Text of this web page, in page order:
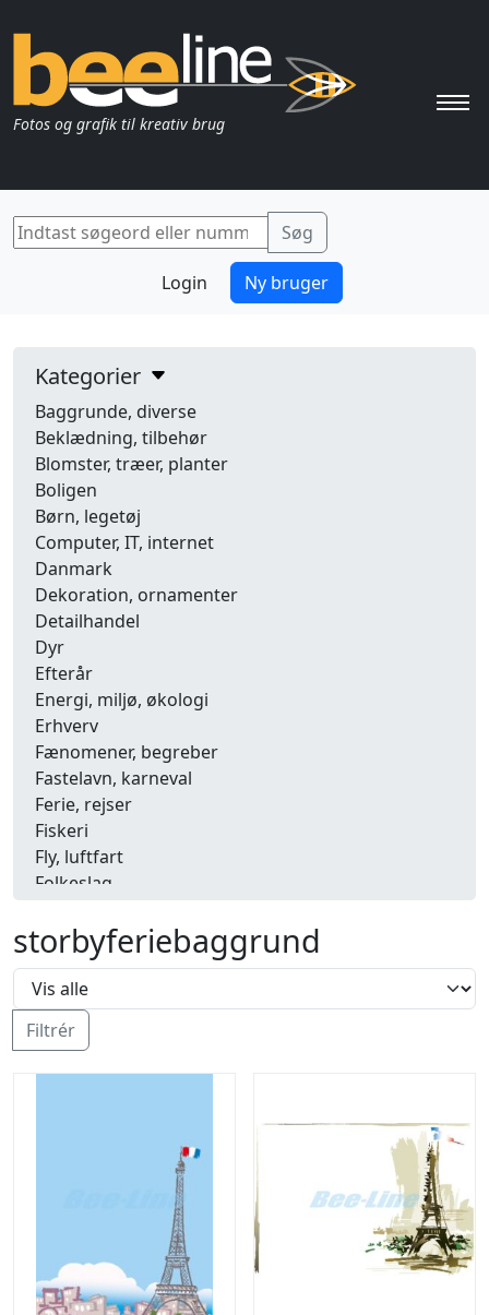
Fotos og grafik til kreativ brug
Login Ny bruger
Kategorier
Baggrunde, diverse
Beklædning, tilbehør
Blomster, træer, planter
Boligen
Børn, legetøj
Computer, IT, internet
Danmark
Dekoration, ornamenter
Detailhandel
Dyr
Efterår
Energi, miljø, økologi
Erhverv
Fænomener, begreber
Fastelavn, karneval
Ferie, rejser
Fiskeri
Fly, luftfart
Folkeslag
Fritid, hobby
Frugt, grønt
Halloween
Håndværk
Haven
Kærlighed, bryllup
Kommunikation, nyhedsformidling
Lyd, billede
Mad, drikke
storbyferiebaggrund
Filtrér